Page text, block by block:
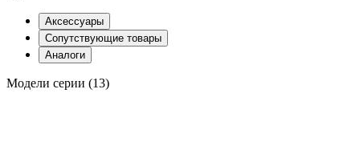
Аксессуары
Сопутствующие товары
Аналоги
Модели серии (13)